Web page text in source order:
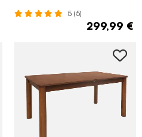
5 (5)
299,99 €